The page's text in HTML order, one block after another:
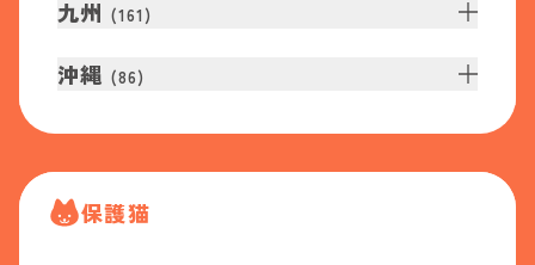
九州 (161 )
沖縄 (86)
保護猫